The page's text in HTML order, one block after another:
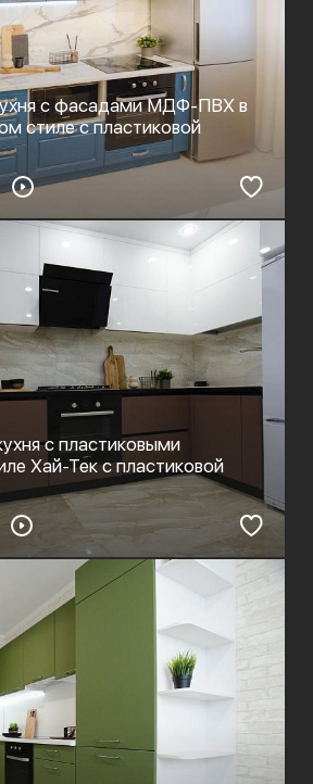
с фасадами МДФ-ПВХ в
стиле с пластиковой
с пластиковыми
Хай-Тек с пластиковой